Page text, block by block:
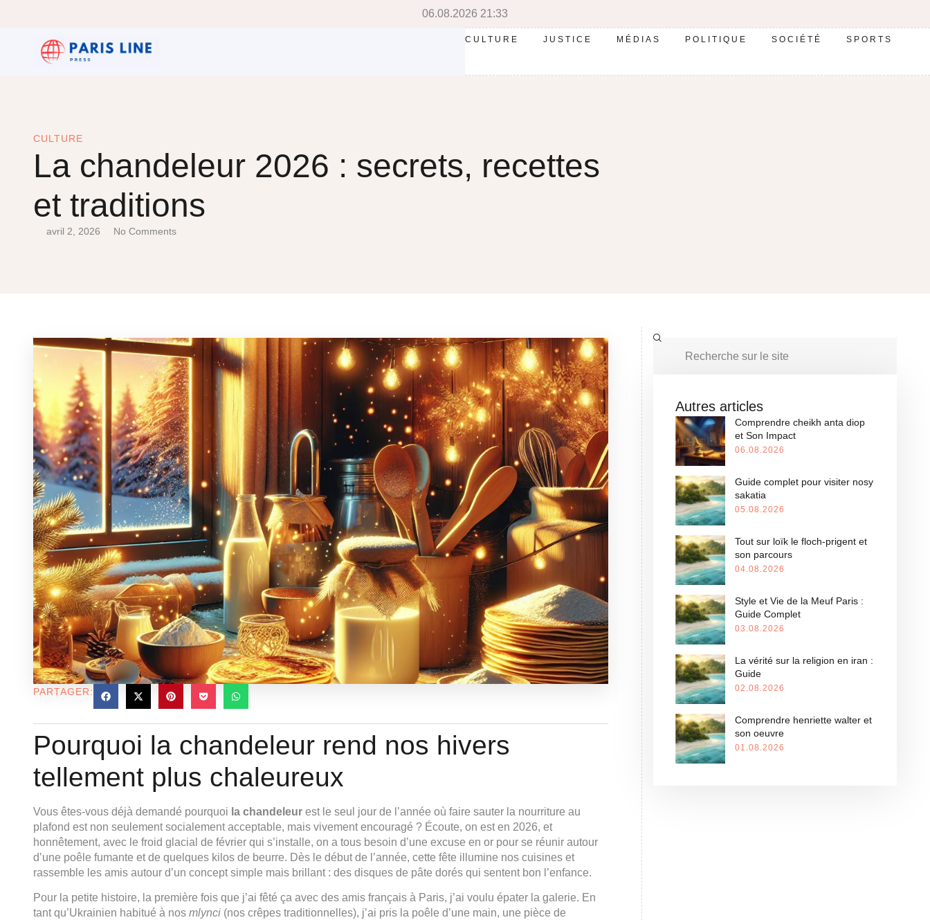
06.08.2026 21:33
CULTURE JUSTICE MÉDIAS POLITIQUE SOCIÉTÉ SPORTS
CULTURE
La chandeleur 2026 : secrets, recettes
et traditions
avril 2, 2026 No Comments
PARTAGER:
Pourquoi la chandeleur rend nos hivers
tellement plus chaleureux
Vous êtes-vous déjà demandé pourquoi la chandeleur est le seul jour de l’année où faire sauter la nourriture au
plafond est non seulement socialement acceptable, mais vivement encouragé ? Écoute, on est en 2026, et
honnêtement, avec le froid glacial de février qui s’installe, on a tous besoin d’une excuse en or pour se réunir autour
d’une poêle fumante et de quelques kilos de beurre. Dès le début de l’année, cette fête illumine nos cuisines et
rassemble les amis autour d’un concept simple mais brillant : des disques de pâte dorés qui sentent bon l’enfance.
Pour la petite histoire, la première fois que j’ai fêté ça avec des amis français à Paris, j’ai voulu épater la galerie. En
tant qu’Ukrainien habitué à nos mlynci (nos crêpes traditionnelles), j’ai pris la poêle d’une main, une pièce de
Autres articles
Comprendre cheikh anta diop
et Son Impact
06.08.2026
Guide complet pour visiter nosy
sakatia
05.08.2026
Tout sur loïk le floch-prigent et
son parcours
04.08.2026
Style et Vie de la Meuf Paris :
Guide Complet
03.08.2026
La vérité sur la religion en iran :
Guide
02.08.2026
Comprendre henriette walter et
son oeuvre
01.08.2026